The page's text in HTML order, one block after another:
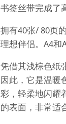
Harman by
哈内姆勒
Classical
Studio & Decor
注册我的艺术
The Collection
The Collection -
竹纤维Natural
系列水彩纸
Watercolour
The Collection
圆网工艺水彩
Hahnemühle
Hahnemühle
速写本
粉彩纸
年挂历大赛
年挂历大赛
年挂历大赛
书签丝带完成了
拥有40张/ 80页
理想伴侣。A4和
凭借其浅棕色纸
因此，它是温暖
彩，轻柔地闪耀
的表面，非常适